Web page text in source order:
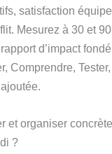
satisfaction
Mesurez à 30 et
d’impact
Comprendre,
et organiser
?